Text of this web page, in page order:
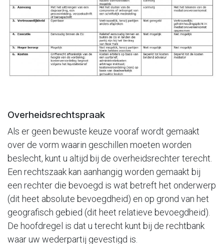
Overheidsrechtspraak
Als er geen bewuste keuze vooraf wordt gemaakt
over de vorm waarin geschillen moeten worden
beslecht, kunt u altijd bij de overheidsrechter terecht.
Een rechtszaak kan aanhangig worden gemaakt bij
een rechter die bevoegd is wat betreft het onderwerp
(dit heet absolute bevoegdheid) en op grond van het
geografisch gebied (dit heet relatieve bevoegdheid).
De hoofdregel is dat u terecht kunt bij de rechtbank
waar uw wederpartij gevestigd is.